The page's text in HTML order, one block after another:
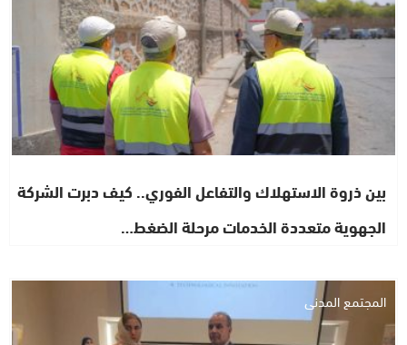
بين ذروة الاستهلاك والتفاعل الفوري.. كيف دبرت الشركة
الجهوية متعددة الخدمات مرحلة الضغط…
المجتمع المدني